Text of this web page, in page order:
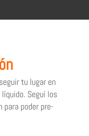
tu lugar en
Seguí los
poder pre-